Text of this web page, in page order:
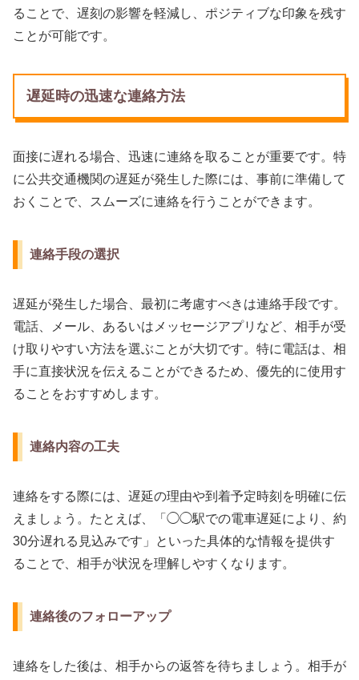
ることで、遅刻の影響を軽減し、ポジティブな印象を残す
ことが可能です。
遅延時の迅速な連絡方法
面接に遅れる場合、迅速に連絡を取ることが重要です。特
に公共交通機関の遅延が発生した際には、事前に準備して
おくことで、スムーズに連絡を行うことができます。
連絡手段の選択
遅延が発生した場合、最初に考慮すべきは連絡手段です。
電話、メール、あるいはメッセージアプリなど、相手が受
け取りやすい方法を選ぶことが大切です。特に電話は、相
手に直接状況を伝えることができるため、優先的に使用す
ることをおすすめします。
連絡内容の工夫
連絡をする際には、遅延の理由や到着予定時刻を明確に伝
えましょう。たとえば、「◯◯駅での電車遅延により、約
30分遅れる見込みです」といった具体的な情報を提供す
ることで、相手が状況を理解しやすくなります。
連絡後のフォローアップ
連絡をした後は、相手からの返答を待ちましょう。相手が